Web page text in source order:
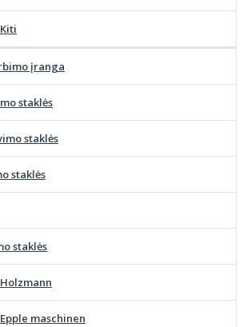
Kiti
įranga
staklės
staklės
staklės
staklės
Holzmann
Epple maschinen